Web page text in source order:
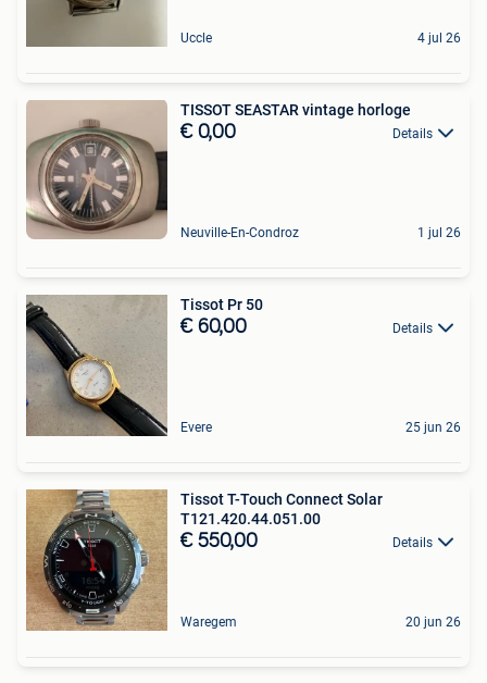
Uccle 4 jul 26
TISSOT SEASTAR vintage horloge
€ 0,00 Details
Neuville-En-Condroz 1 jul 26
Tissot Pr 50
€ 60,00 Details
Evere 25 jun 26
Tissot T-Touch Connect Solar
T121.420.44.051.00
€ 550,00 Details
Waregem 20 jun 26